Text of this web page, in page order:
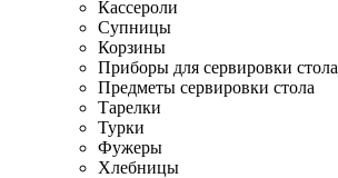
Кассероли
Супницы
Корзины
Приборы для сервировки стола
Предметы сервировки стола
Тарелки
Турки
Фужеры
Хлебницы